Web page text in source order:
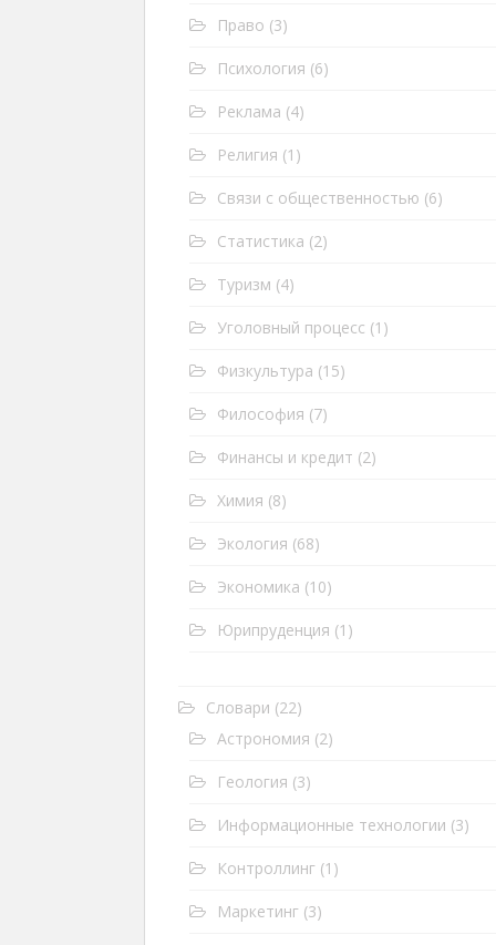
Право (3)
Психология (6)
Реклама (4)
Религия (1)
Связи с общественностью (6)
Статистика (2)
Туризм (4)
Уголовный процесс (1)
Физкультура (15)
Философия (7)
Финансы и кредит (2)
Химия (8)
Экология (68)
Экономика (10)
Юрипруденция (1)
Словари (22)
Астрономия (2)
Геология (3)
Информационные технологии (3)
Контроллинг (1)
Маркетинг (3)